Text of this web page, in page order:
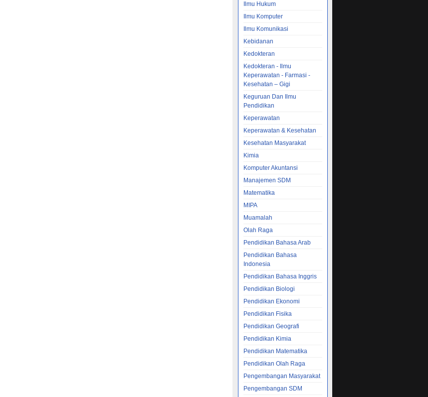
Ilmu Hukum
Ilmu Komputer
Ilmu Komunikasi
Kebidanan
Kedokteran
Kedokteran - Ilmu
Keperawatan - Farmasi -
Kesehatan – Gigi
Keguruan Dan Ilmu
Pendidikan
Keperawatan
Keperawatan & Kesehatan
Kesehatan Masyarakat
Kimia
Komputer Akuntansi
Manajemen SDM
Matematika
MIPA
Muamalah
Olah Raga
Pendidikan Bahasa Arab
Pendidikan Bahasa
Indonesia
Pendidikan Bahasa Inggris
Pendidikan Biologi
Pendidikan Ekonomi
Pendidikan Fisika
Pendidikan Geografi
Pendidikan Kimia
Pendidikan Matematika
Pendidikan Olah Raga
Pengembangan Masyarakat
Pengembangan SDM